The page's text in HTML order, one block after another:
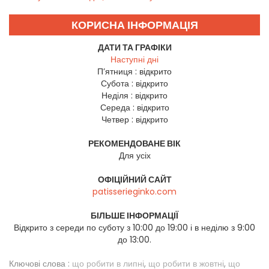
КОРИСНА ІНФОРМАЦІЯ
ДАТИ ТА ГРАФІКИ
Наступні дні
П’ятниця : відкрито
Субота : відкрито
Неділя : відкрито
Середа : відкрито
Четвер : відкрито
РЕКОМЕНДОВАНЕ ВІК
Для усіх
ОФІЦІЙНИЙ САЙТ
patisserieginko.com
БІЛЬШЕ ІНФОРМАЦІЇ
Відкрито з середи по суботу з 10:00 до 19:00 і в неділю з 9:00
до 13:00.
Ключові слова : що робити в липні, що робити в жовтні, що